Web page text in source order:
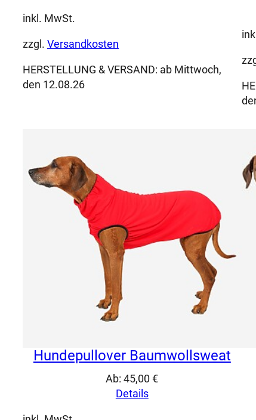
inkl. MwSt.
zzgl. Versandkosten
HERSTELLUNG & VERSAND: ab Mittwoch,
den 12.08.26
Hundepullover Baumwollsweat
Ab:45,00€
Details